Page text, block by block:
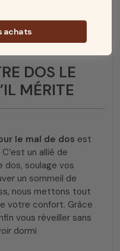
DOS LE
MÉRITE
le mal de dos est
un allié de
dos, soulage vos
un sommeil de
nous mettons tout
votre confort. Grâce
vous réveiller sans
dormi
achats